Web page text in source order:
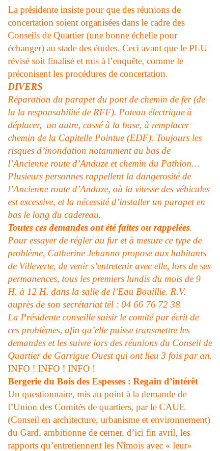
La présidente insiste pour que des réunions de
concertation soient organisées dans le cadre des
Conseils de Quartier (une bonne échelle pour
échanger) au stade des études. Ceci avant que le PLU
révisé soit finalisé et mis à l’enquête, comme le
préconisent les procédures de concertation.
DIVERS
Réparation du parapet du pont de chemin de fer (de
la la responsabilité de RFF). Poteau électrique à
déplacer, un autre, cassé à la base, à remplacer
chemin de la Capitelle Pointue (EDF). Toujours les
risques d’inondation notamment au bas de
l’Ancienne route d’Anduze et chemin du Pathion…
Plusieurs personnes rappellent la dangerosité de
l’Ancienne route d’Anduze, où la vitesse des véhicules
est excessive, et la nécessité d’installer un parapet en
bas le long du cadereau.
Toutes ces demandes ont été faites ou rappelées.
Pour essayer de régler au fur et à mesure ce type de
problème, Catherine Jehanno propose aux habitants
de Villeverte, de venir s’entretenir avec elle, lors de ses
permanences, tous les premiers lundis du mois de 9
H. à 12 H. dans la salle de l’Eau Bouillie. R.V.
auprès de son secrétariat tél : 04 66 76 72 38
La Présidente conseille saisir le comité par écrit de
ces problèmes, afin qu’elle puisse transmettre les
demandes et les suivre lors des réunions du Conseil de
Quartier de Garrigue Ouest qui ont lieu 3 fois par an.
INFO ! INFO ! INFO !
Bergerie du Bois des Espesses : Regain d’intérêt
Un questionnaire, mis au point à la demande de
l’Union des Comités de quartiers, par le CAUE
(Conseil en architecture, urbanisme et environnement)
du Gard, ambitionne de cerner, d’ici fin avril, les
rapports qu’entretiennent les Nîmois avec « leur»